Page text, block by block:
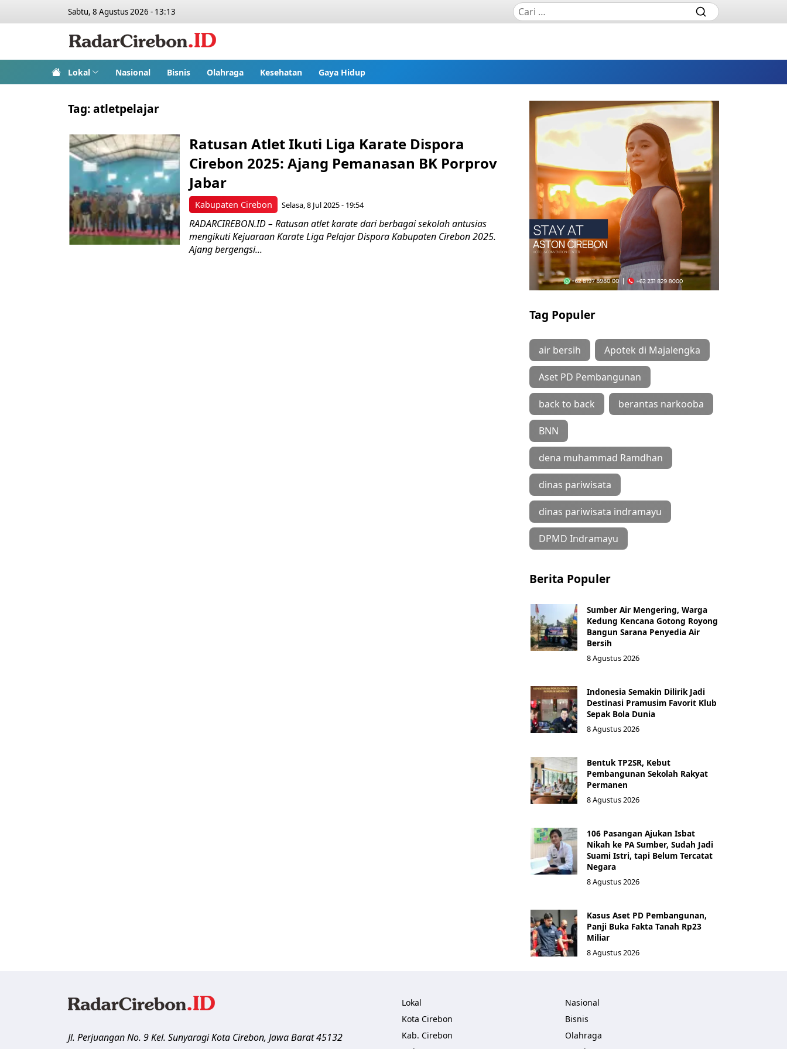
Sabtu, 8 Agustus 2026 - 13:13
Lokal Nasional Bisnis Olahraga Kesehatan Gaya Hidup
Tag:atletpelajar
Kabupaten Cirebon
Ratusan Atlet Ikuti Liga Karate Dispora
Cirebon 2025: Ajang Pemanasan BK Porprov
Jabar
Selasa, 8 Jul 2025 - 19:54
RADARCIREBON.ID – Ratusan atlet karate dari berbagai sekolah antusias
mengikuti Kejuaraan Karate Liga Pelajar Dispora Kabupaten Cirebon 2025.
Ajang bergengsi...
Tag Populer
air bersih Apotek di Majalengka
Aset PD Pembangunan
back to back berantas narkooba
BNN
dena muhammad Ramdhan
dinas pariwisata
dinas pariwisata indramayu
DPMD Indramayu
Berita Populer
Sumber Air Mengering, Warga
Kedung Kencana Gotong Royong
Bangun Sarana Penyedia Air
Bersih
8 Agustus 2026
Indonesia Semakin Dilirik Jadi
Destinasi Pramusim Favorit Klub
Sepak Bola Dunia
8 Agustus 2026
Bentuk TP2SR, Kebut
Pembangunan Sekolah Rakyat
Permanen
8 Agustus 2026
106 Pasangan Ajukan Isbat
Nikah ke PA Sumber, Sudah Jadi
Suami Istri, tapi Belum Tercatat
Negara
8 Agustus 2026
Kasus Aset PD Pembangunan,
Panji Buka Fakta Tanah Rp23
Miliar
8 Agustus 2026
Jl. Perjuangan No. 9 Kel. SunyaragiKota Cirebon, Jawa Barat45132
Lokal
Kota Cirebon
Kab. Cirebon
Nasional
Bisnis
Olahraga